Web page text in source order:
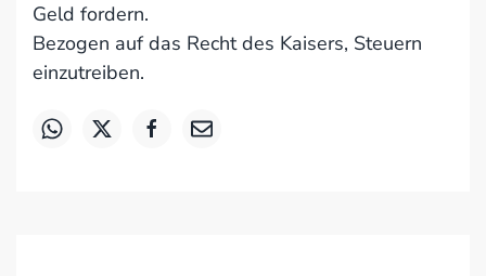
Geld fordern.
Bezogen auf das Recht des Kaisers, Steuern
einzutreiben.